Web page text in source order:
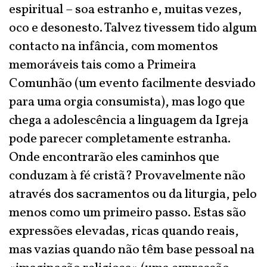
espiritual – soa estranho e, muitas vezes,
oco e desonesto. Talvez tivessem tido algum
contacto na infância, com momentos
memoráveis tais como a Primeira
Comunhão (um evento facilmente desviado
para uma orgia consumista), mas logo que
chega a adolescência a linguagem da Igreja
pode parecer completamente estranha.
Onde encontrarão eles caminhos que
conduzam à fé cristã? Provavelmente não
através dos sacramentos ou da liturgia, pelo
menos como um primeiro passo. Estas são
expressões elevadas, ricas quando reais,
mas vazias quando não têm base pessoal na